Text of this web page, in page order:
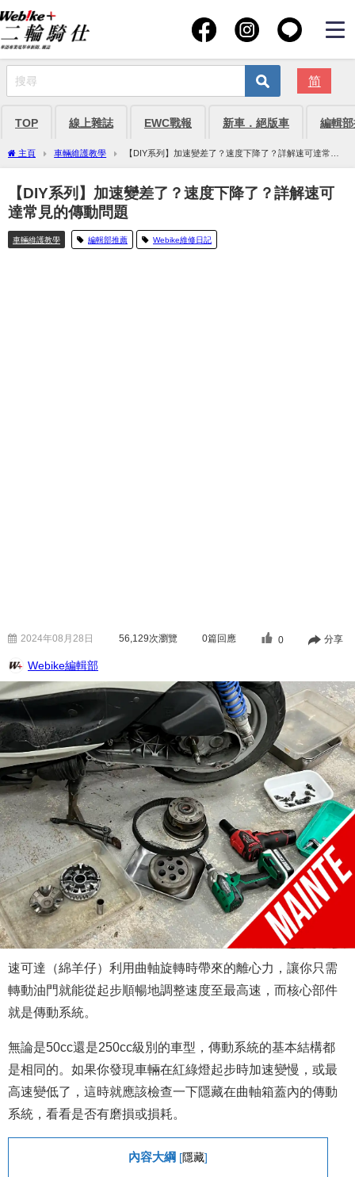
简
TOP 線上雜誌 EWC戰報 新車．絕版車 編輯
主頁 車輛維護教學
【DIY系列】加速變差了？速度下降了？詳解速可達常見
的傳動問題
【DIY系列】加速變差了？速度下降了？詳解速可
達常見的傳動問題
車輛維護教學 編輯部推薦 Webike維修日記
2024年08月28日 56,129次瀏覽 0篇回應 0 分享
Webike編輯部
速可達（綿羊仔）利用曲軸旋轉時帶來的離心力，讓你只需
轉動油門就能從起步順暢地調整速度至最高速，而核心部件
就是傳動系統。
無論是50cc還是250cc級別的車型，傳動系統的基本結構都
是相同的。如果你發現車輛在紅綠燈起步時加速變慢，或最
高速變低了，這時就應該檢查一下隱藏在曲軸箱蓋內的傳動
系統，看看是否有磨損或損耗。
內容大綱 [隱藏]